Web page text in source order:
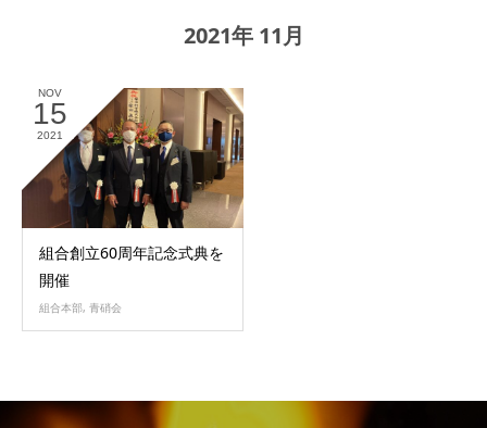
2021年 11月
NOV
15
2021
組合創立60周年記念式典を
開催
組合本部, 青硝会